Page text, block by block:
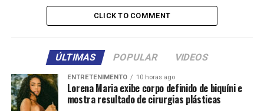
a Portuguesa, nesta quarta-feira, às 19h (de Brasília), no
Parque do Sabiá, em Uberlândia. O Botafogo, por sua
vez, enfrenta o Nova Iguaçu, nesta quinta-feira, às
21h45 (de Brasília), no Moça Bonita.
O jogo – O técnico Carlos Leiria promoveu a estreia de
Artur no Botafogo, enquanto Lucas Halter foi mantido
na zaga (Bastos, em processo de recondicionamento
CLICK TO COMMENT
ÚLTIMAS POPULAR VIDEOS
ENTRETENIMENTO 10 horas ago
Lorena Maria exibe corpo definido de biquíni e
mostra resultado de cirurgias plásticas